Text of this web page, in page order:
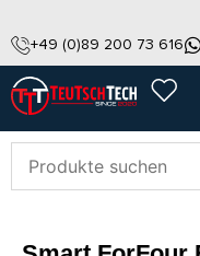
+49 (0)89 200 73 616